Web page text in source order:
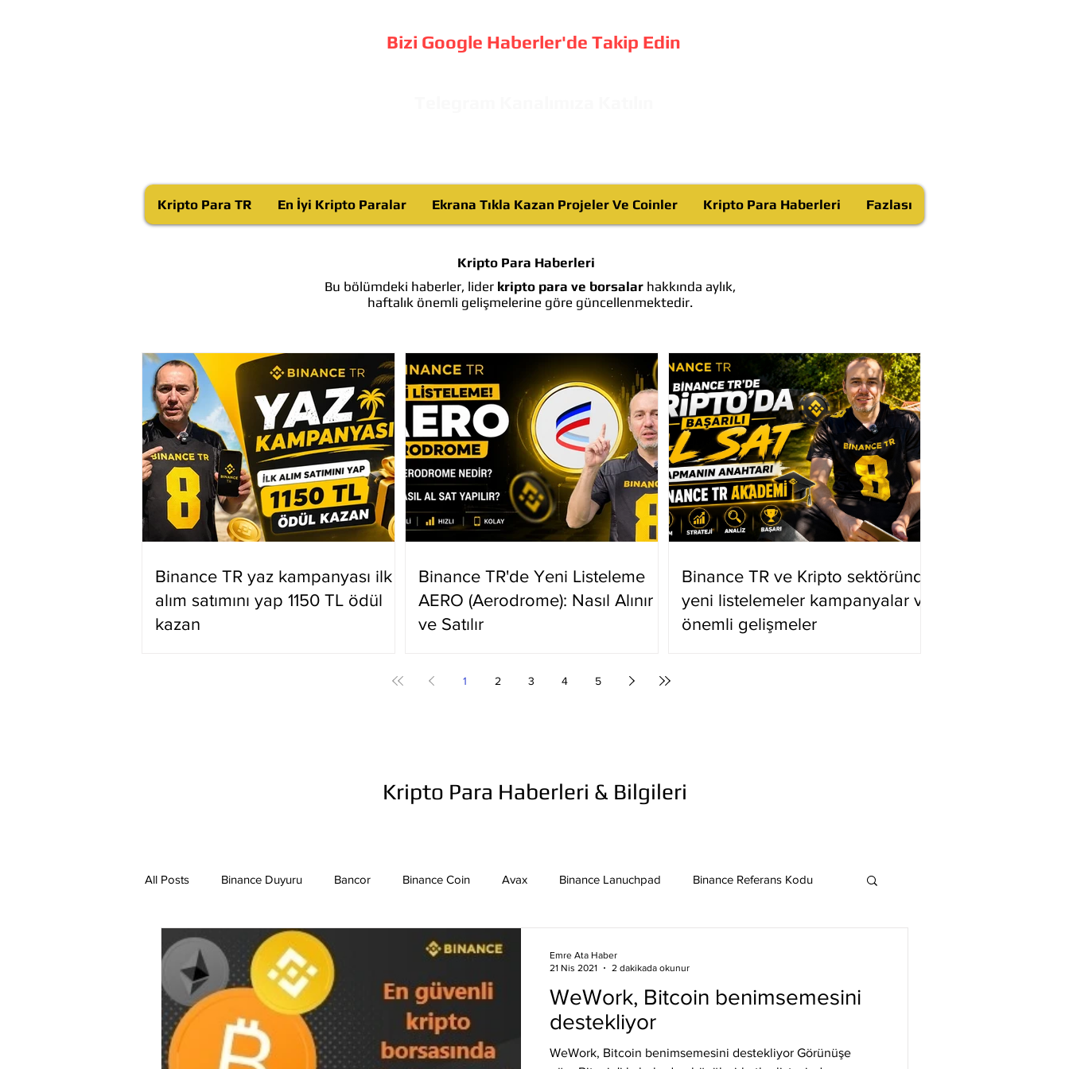
Bizi Google Haberler'de Takip Edin
Kripto Para TR En İyi Kripto Paralar Ekrana Tıkla Kazan Projeler Ve Coinler Kripto Para Haberleri Fazlası
Kripto Para Haberleri
Bu bölümdeki haberler, lider kripto para ve borsalarhakkında aylık,
haftalık önemli gelişmelerine göre güncellenmektedir.
Binance TR yaz kampanyası ilk
alım satımını yap 1150 TL ödül
kazan
Binance TR'de Yeni Listeleme
AERO (Aerodrome): Nasıl Alınır
ve Satılır
Binance TR ve Kripto sektöründe
yeni listelemeler kampanyalar ve
önemli gelişmeler
1 2 3 4 5
Kripto Para Haberleri & Bilgileri
All Posts Binance Duyuru Bancor Binance Coin Avax Binance Lanuchpad Binance Referans Kodu
Binance Taraftar Token Bitcoin Sv Binance Yeni Listeleme
Bittorent Coin Chiliz Cosmos Dogecoin Ethereum
WeWork, Bitcoin benimsemesini
destekliyor
WeWork, Bitcoin benimsemesini destekliyor Görünüşe
Emre Ata Haber
21 Nis 2021
2 dakikada okunur